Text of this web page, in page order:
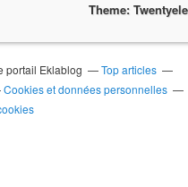
Theme:
portail Eklablog
Top articles
Cookies et données personnelles